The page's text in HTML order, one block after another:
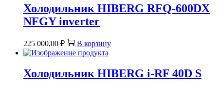
Холодильник HIBERG RFQ-600DX
NFGY inverter
225 000,00 ₽ В корзину
Холодильник HIBERG i-RF 40D S